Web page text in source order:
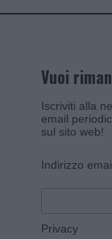
Vuoi
Iscriviti alla
email
sul sito web!
Indirizzo
Privacy